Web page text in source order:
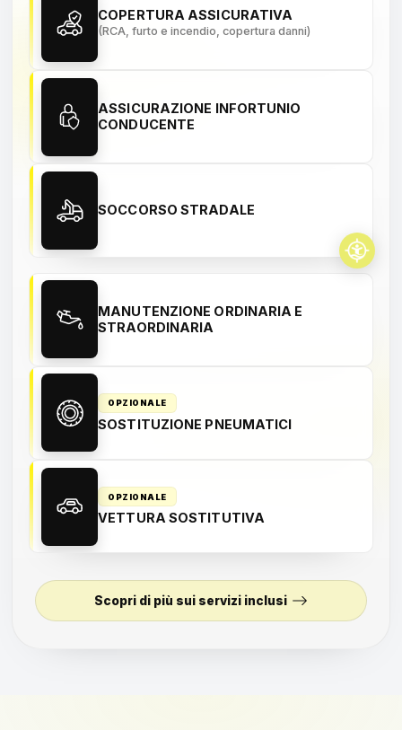
COPERTURA ASSICURATIVA
(RCA, furto e incendio, copertura danni)
ASSICURAZIONE INFORTUNIO
CONDUCENTE
SOCCORSO STRADALE
MANUTENZIONE ORDINARIA E
STRAORDINARIA
OPZIONALE
SOSTITUZIONE PNEUMATICI
OPZIONALE
VETTURA SOSTITUTIVA
Scopri di più sui servizi inclusi